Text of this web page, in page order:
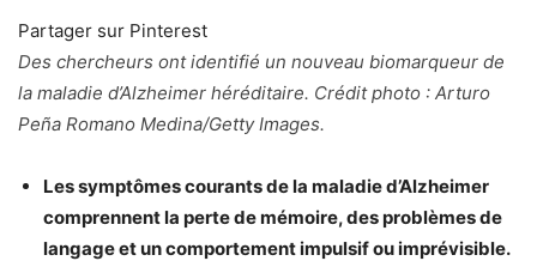
Partager sur Pinterest
Des chercheurs ont identifié un nouveau biomarqueur de
la maladie d’Alzheimer héréditaire. Crédit photo : Arturo
Peña Romano Medina/Getty Images.
Les symptômes courants de la maladie d’Alzheimer
comprennent la perte de mémoire, des problèmes de
langage et un comportement impulsif ou imprévisible.